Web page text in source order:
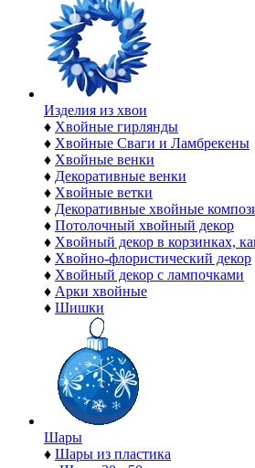
Изделия из хвои
♦ Хвойные гирлянды
♦ Хвойные Сваги и Ламбрекены
♦ Хвойные венки
♦ Декоративные венки
♦ Хвойные ветки
♦ Декоративные хвойные
♦ Потолочный хвойный декор
♦ Хвойный декор в корзинках,
♦ Хвойно-флористический декор
♦ Хвойный декор с лампочками
♦ Арки хвойные
♦ Шишки
Шары
♦ Шары из пластика